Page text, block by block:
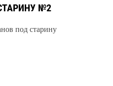
№2
под старину